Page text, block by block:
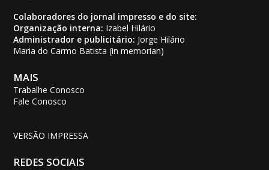
Colaboradores do jornal impresso e do site:
Organização interna: Izabel Hilário
Administrador e publicitário: Jorge Hilário
Maria do Carmo Batista (in memorian)
MAIS
Trabalhe Conosco
Fale Conosco
VERSÃO IMPRESSA
REDES SOCIAIS